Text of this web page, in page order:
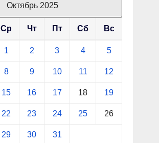
Октябрь 2025
Ср Чт Пт Сб Вс
1 2 3 4 5
8 9 10 11 12
15 16 17 18 19
22 23 24 25 26
29 30 31